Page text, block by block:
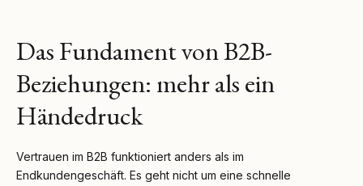
Das Fundament von B2B-
Beziehungen: mehr als ein
Händedruck
Vertrauen im B2B funktioniert anders als im
Endkundengeschäft. Es geht nicht um eine schnelle